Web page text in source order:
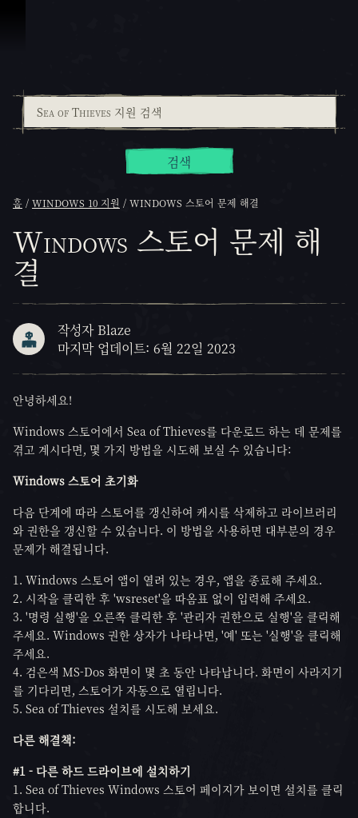
검색
홈 WINDOWS 10 지원 WINDOWS 스토어 문제 해결
Windows 스토어 문제 해
결
작성자 Blaze
마지막 업데이트: 6월 22일 2023
안녕하세요!
Windows 스토어에서 Sea of Thieves를 다운로드 하는 데 문제를
겪고 계시다면, 몇 가지 방법을 시도해 보실 수 있습니다:
Windows 스토어 초기화
다음 단계에 따라 스토어를 갱신하여 캐시를 삭제하고 라이브러리
와 권한을 갱신할 수 있습니다. 이 방법을 사용하면 대부분의 경우
문제가 해결됩니다.
Windows 스토어 앱이 열려 있는 경우, 앱을 종료해 주세요.
시작을 클릭한 후 'wsreset'을 따옴표 없이 입력해 주세요.
'명령 실행'을 오른쪽 클릭한 후 '관리자 권한으로 실행'을 클릭해
주세요. Windows 권한 상자가 나타나면, '예' 또는 '실행'을 클릭해
주세요.
검은색 MS-Dos 화면이 몇 초 동안 나타납니다. 화면이 사라지기
를 기다리면, 스토어가 자동으로 열립니다.
Sea of Thieves 설치를 시도해 보세요.
다른 해결책:
#1 - 다른 하드 드라이브에 설치하기
1. Sea of Thieves Windows 스토어 페이지가 보이면 설치를 클릭
합니다.